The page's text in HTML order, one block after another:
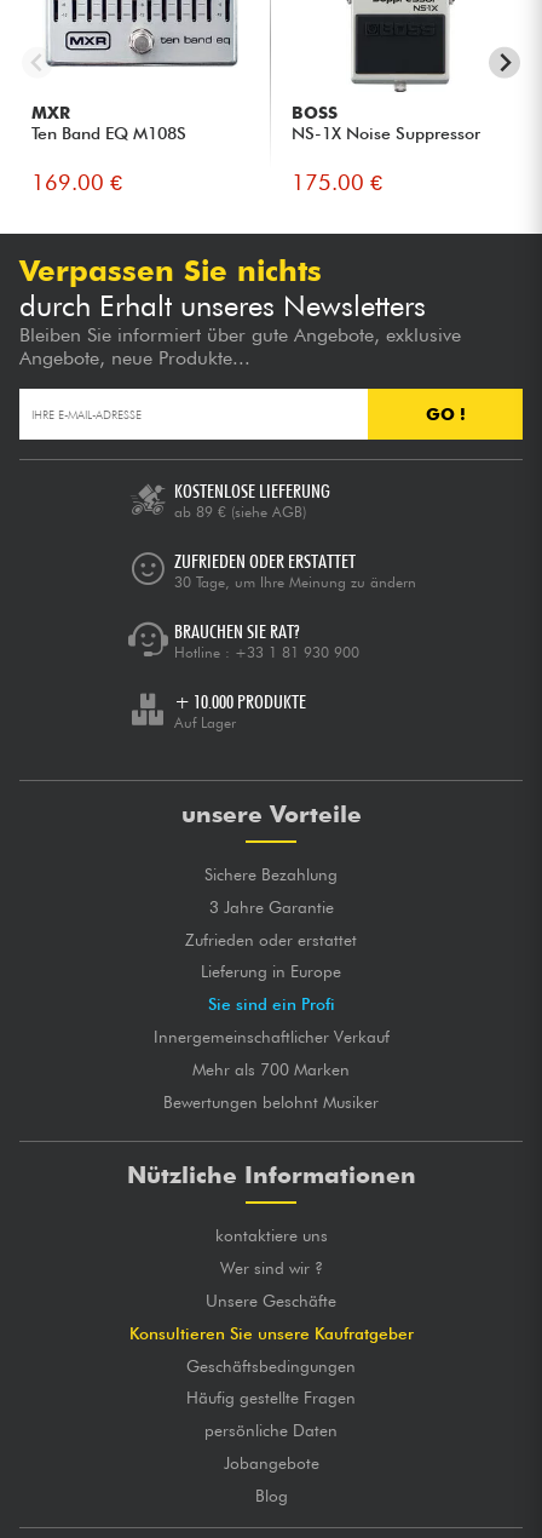
MXR
Ten Band EQ M108S
169.00 €
BOSS
NS-1X Noise Suppressor
175.00 €
Verpassen Sie nichts
durch Erhalt unseres Newsletters
Bleiben Sie informiert über gute Angebote, exklusive
Angebote, neue Produkte...
GO !
KOSTENLOSE LIEFERUNG
ab 89 € (siehe AGB)
ZUFRIEDEN ODER ERSTATTET
30 Tage, um Ihre Meinung zu ändern
BRAUCHEN SIE RAT?
Hotline : +33 1 81 930 900
+ 10.000 PRODUKTE
Auf Lager
unsere Vorteile
Sichere Bezahlung
3 Jahre Garantie
Zufrieden oder erstattet
Lieferung in Europe
Sie sind ein Profi
Innergemeinschaftlicher Verkauf
Mehr als 700 Marken
Bewertungen belohnt Musiker
Nützliche Informationen
kontaktiere uns
Wer sind wir ?
Unsere Geschäfte
Konsultieren Sie unsere Kaufratgeber
Geschäftsbedingungen
Häufig gestellte Fragen
persönliche Daten
Jobangebote
Blog